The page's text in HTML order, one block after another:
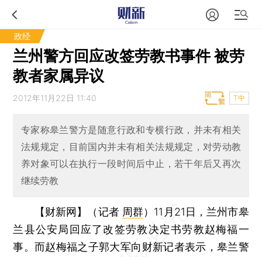
政经
兰州警方回应改签劳教书事件 被劳
教者家属异议
2012年11月22日 11:40 T中
专家称皋兰警方是随意行政和专横行政，并未有相关
法规规定，目前国内并未有相关法规规定，对劳动教
养对象可以在执行一段时间后中止，若干年后又再次
继续劳教
【财新网】（记者 周群） 11月21日，兰州市皋
兰县公安局回应了改签劳教决定书劳教赵梅福一
事。而赵梅福之子郭大军向财新记者表示，皋兰警